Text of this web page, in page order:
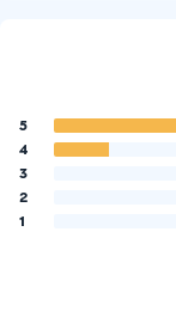
5
4
3
2
1